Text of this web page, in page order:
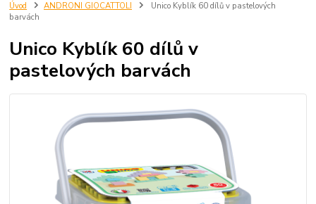
Úvod ANDRONI GIOCATTOLI
Unico Kyblík 60 dílů v pastelových
barvách
Unico Kyblík 60 dílů v
pastelových barvách